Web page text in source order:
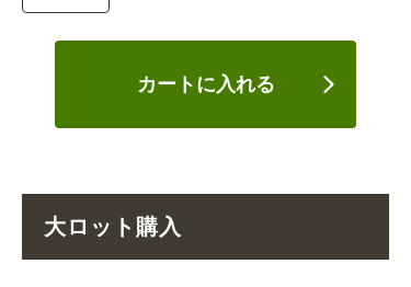
カートに入れる
大ロット購入